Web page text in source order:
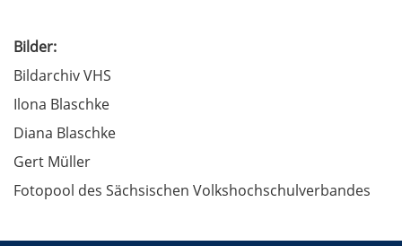
Bilder:
Bildarchiv VHS
Ilona Blaschke
Diana Blaschke
Gert Müller
Fotopool des Sächsischen Volkshochschulverbandes